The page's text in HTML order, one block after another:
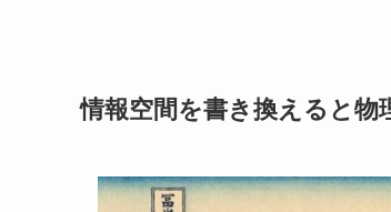
情報空間を書き換えると物